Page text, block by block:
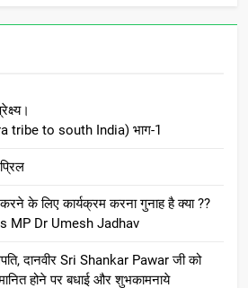
tribe to south India) भाग-1
के लिए कार्यक्रम करना गुनाह है क्या ??
MP Dr Umesh Jadhav
दानवीर Sri Shankar Pawar जी को
होने पर बधाई और शुभकामनाये